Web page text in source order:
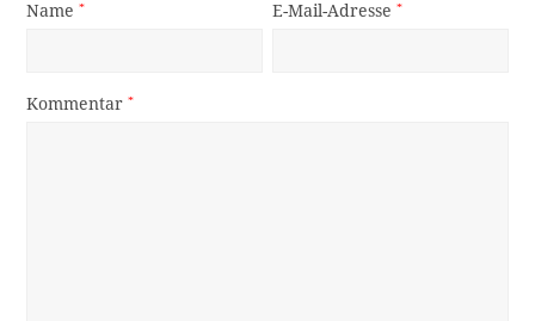
Name* E-Mail-Adresse*
Kommentar*